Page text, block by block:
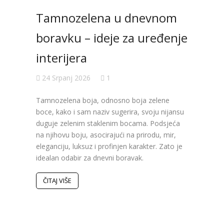
Tamnozelena u dnevnom
boravku – ideje za uređenje
interijera
24 Srpanj 2026 1
Tamnozelena boja, odnosno boja zelene
boce, kako i sam naziv sugerira, svoju nijansu
duguje zelenim staklenim bocama. Podsjeća
na njihovu boju, asocirajući na prirodu, mir,
eleganciju, luksuz i profinjen karakter. Zato je
idealan odabir za dnevni boravak.
ČITAJ VIŠE